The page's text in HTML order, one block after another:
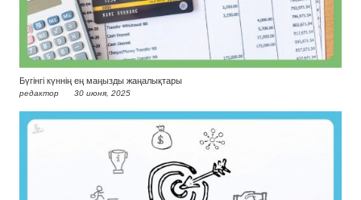
Бүгінгі күннің ең маңызды жаңалықтары
редактор 30 июня, 2025